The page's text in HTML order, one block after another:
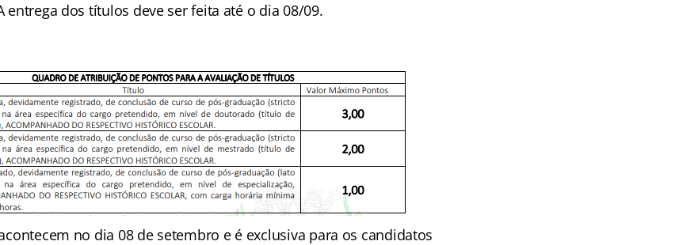
entrega dos títulos deve ser feita até o dia 08/09.
no dia 08 de setembro e é exclusiva para os candidatos